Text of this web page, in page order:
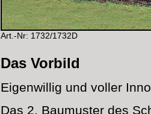
Art.-Nr: 1732/1732D
Das Vorbild
Eigenwillig und voller
Das 2. Baumuster des